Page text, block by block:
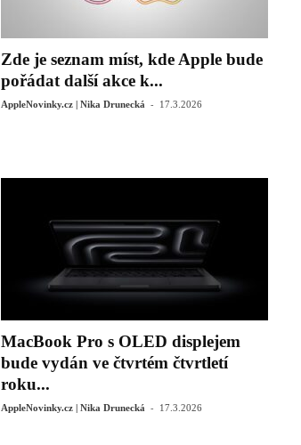
Zde je seznam míst, kde Apple bude
pořádat další akce k...
AppleNovinky.cz | Nika Drunecká - 17.3.2026
MacBook Pro s OLED displejem
bude vydán ve čtvrtém čtvrtletí
roku...
AppleNovinky.cz | Nika Drunecká - 17.3.2026